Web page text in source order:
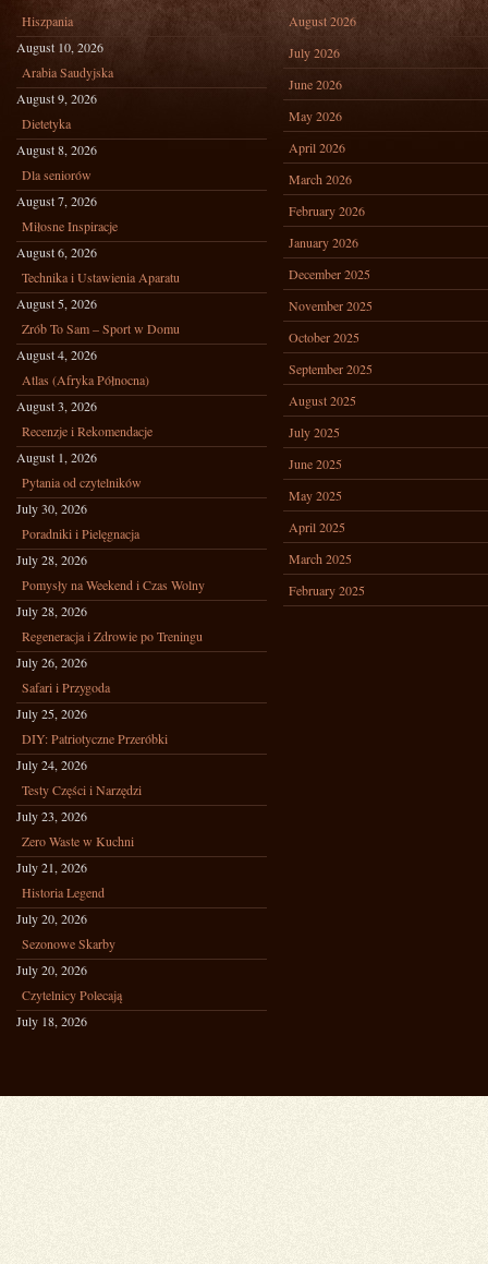
Hiszpania
August 10, 2026
Arabia Saudyjska
August 9, 2026
Dietetyka
August 8, 2026
Dla seniorów
August 7, 2026
Miłosne Inspiracje
August 6, 2026
Technika i Ustawienia Aparatu
August 5, 2026
Zrób To Sam – Sport w Domu
August 4, 2026
Atlas (Afryka Północna)
August 3, 2026
Recenzje i Rekomendacje
August 1, 2026
Pytania od czytelników
July 30, 2026
Poradniki i Pielęgnacja
July 28, 2026
Pomysły na Weekend i Czas Wolny
July 28, 2026
Regeneracja i Zdrowie po Treningu
July 26, 2026
Safari i Przygoda
July 25, 2026
DIY: Patriotyczne Przeróbki
July 24, 2026
Testy Części i Narzędzi
July 23, 2026
Zero Waste w Kuchni
July 21, 2026
Historia Legend
July 20, 2026
Sezonowe Skarby
July 20, 2026
Czytelnicy Polecają
July 18, 2026
August 2026
July 2026
June 2026
May 2026
April 2026
March 2026
February 2026
January 2026
December 2025
November 2025
October 2025
September 2025
August 2025
July 2025
June 2025
May 2025
April 2025
March 2025
February 2025